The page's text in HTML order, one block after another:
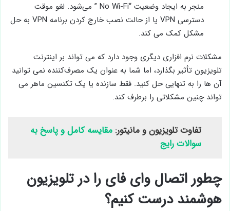
منجر به ایجاد وضعیت “No Wi-Fi ” می‌شود. لغو موقت
دسترسی VPN یا از حالت نصب خارج کردن برنامه VPN به حل
مشکل کمک می ‌کند.
مشکلات نرم ‌افزاری دیگری وجود دارد که می ‌تواند بر اینترنت
تلویزیون تأثیر بگذارد، اما شما به عنوان یک مصرف‌کننده نمی ‌توانید
آن ها را به تنهایی حل کنید. فقط سازنده یا یک تکنسین ماهر می‌
تواند چنین مشکلاتی را برطرف کند.
تفاوت تلویزیون و مانیتور: مقایسه کامل و پاسخ به
سوالات رایج
چطور اتصال وای ‌فای را در تلویزیون
هوشمند درست کنیم؟